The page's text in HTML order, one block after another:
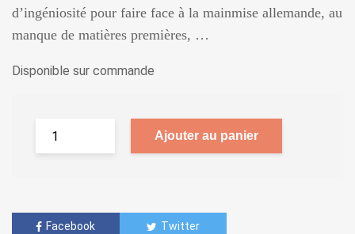
d’ingéniosité pour faire face à la mainmise allemande, au
manque de matières premières, …
Disponible sur commande
Ajouter au panier
Facebook Twitter